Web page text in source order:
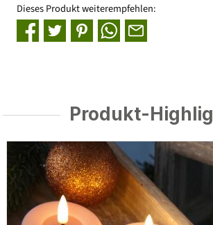
Dieses Produkt weiterempfehlen:
Produkt-